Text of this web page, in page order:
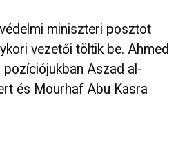
miniszteri posztot
vezetői töltik be. Ahmed
Aszad al-
és Mourhaf Abu Kasra